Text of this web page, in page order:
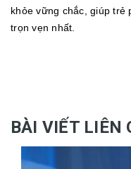
khỏe vững chắc, giúp
trọn vẹn nhất.
BÀI VIẾT LIÊN